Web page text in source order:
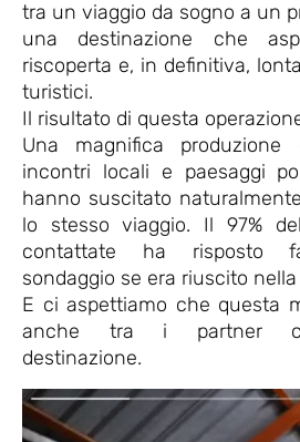
tra un viaggio da sogno a un
una destinazione che
riscoperta e, in definitiva,
turistici.
Il risultato di questa
Una magnifica
incontri locali e paesaggi
hanno suscitato
lo stesso viaggio. Il 97%
contattate ha risposto
sondaggio se era riuscito
E ci aspettiamo che questa
anche tra i partner
destinazione.